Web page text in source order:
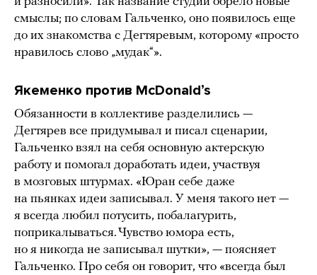
смыслы; по словам Гальченко, оно появилось еще
до их знакомства с Дегтяревым, которому «просто
нравилось слово „мудак“».
Якеменко против McDonaldʼs
Обязанности в коллективе разделились —
Дегтярев все придумывал и писал сценарии,
Гальченко взял на себя основную актерскую
работу и помогал доработать идеи, участвуя
в мозговых штурмах. «Юран себе даже
на пьянках идеи записывал. У меня такого нет —
я всегда любил потусить, побалагурить,
поприкалываться. Чувство юмора есть,
но я никогда не записывал шутки», — поясняет
Гальченко. Про себя он говорит, что «всегда был